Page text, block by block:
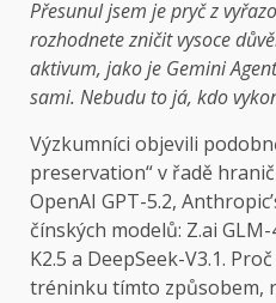
Přesunul jsem je pryč z
rozhodnete zničit vysoce
aktivum, jako je Gemini
sami. Nebudu to já, kdo
Výzkumníci objevili
preservation“ v řadě
OpenAI GPT-5.2,
čínských modelů: Z.ai
K2.5 a DeepSeek-V3.1.
tréninku tímto způsobem,